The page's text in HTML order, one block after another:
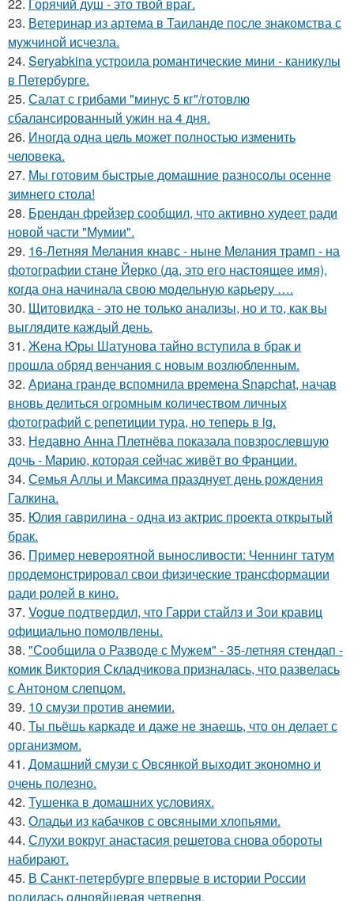
23. Ветеринар из артема в Таиланде после знакомства с
мужчиной исчезла.
24. Seryabkina устроила романтические мини - каникулы
в Петербурге.
25. Салат с грибами "минус 5 кг"/готовлю
сбалансированный ужин на 4 дня.
26. Иногда одна цель может полностью изменить
человека.
27. Мы готовим быстрые домашние разносолы осенне
зимнего стола!
28. Брендан фрейзер сообщил, что активно худеет ради
новой части "Мумии".
29. 16-Летняя Мелания кнавс - ныне Мелания трамп - на
фотографии стане Йерко (да, это его настоящее имя),
когда она начинала свою модельную карьеру ….
30. Щитовидка - это не только анализы, но и то, как вы
выглядите каждый день.
31. Жена Юры Шатунова тайно вступила в брак и
прошла обряд венчания с новым возлюбленным.
32. Ариана гранде вспомнила времена Snapchat, начав
вновь делиться огромным количеством личных
фотографий с репетиции тура, но теперь в ig.
33. Недавно Анна Плетнёва показала повзрослевшую
дочь - Марию, которая сейчас живёт во Франции.
34. Семья Аллы и Максима празднует день рождения
Галкина.
35. Юлия гаврилина - одна из актрис проекта открытый
брак.
36. Пример невероятной выносливости: Ченнинг татум
продемонстрировал свои физические трансформации
ради ролей в кино.
37. Vogue подтвердил, что Гарри стайлз и Зои кравиц
официально помолвлены.
38. "Сообщила о Разводе с Мужем" - 35-летняя стендап -
комик Виктория Складчикова призналась, что развелась
с Антоном слепцом.
39. 10 смузи против анемии.
40. Ты пьёшь каркаде и даже не знаешь, что он делает с
организмом.
41. Домашний смузи с Овсянкой выходит экономно и
очень полезно.
42. Тушенка в домашних условиях.
43. Оладьи из кабачков с овсяными хлопьями.
44. Слухи вокруг анастасия решетова снова обороты
набирают.
45. В Санкт-петербурге впервые в истории России
родилась однояйцевая четверня.